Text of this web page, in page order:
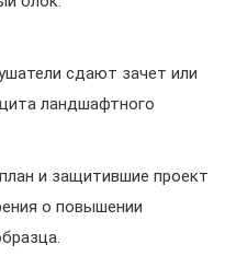
сдают зачет или
ландшафтного
и защитившие проект
о повышении